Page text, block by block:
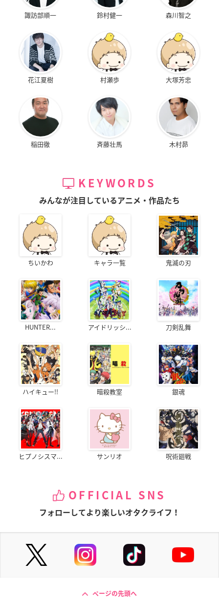
諏訪部順一 鈴村健一 森川智之
花江夏樹 村瀬歩 大塚芳忠
稲田徹 斉藤壮馬 木村昴
KEYWORDS
みんなが注目しているアニメ・作品たち
ちいかわ キャラ一覧 鬼滅の刃
HUNTER... アイドリッシ... 刀剣乱舞
ハイキュー!! 暗殺教室 銀魂
ヒプノシスマ... サンリオ 呪術廻戦
OFFICIAL SNS
フォローしてより楽しいオタクライフ！
ページの先頭へ